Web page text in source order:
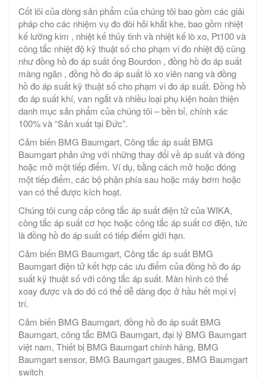
Cốt lõi của dòng sản phẩm của chúng tôi bao gồm các giải
pháp cho các nhiệm vụ đo đòi hỏi khắt khe, bao gồm nhiệt
kế lưỡng kim , nhiệt kế thủy tinh và nhiệt kế lò xo, Pt100 và
công tắc nhiệt độ kỹ thuật số cho phạm vi đo nhiệt độ cũng
như đồng hồ đo áp suất ống Bourdon , đồng hồ đo áp suất
màng ngăn , đồng hồ đo áp suất lò xo viên nang và đồng
hồ đo áp suất kỹ thuật số cho phạm vi đo áp suất. Đồng hồ
đo áp suất khí, van ngắt và nhiều loại phụ kiện hoàn thiện
danh mục sản phẩm của chúng tôi – bền bỉ, chính xác
100% và “Sản xuất tại Đức”.
Cảm biến BMG Baumgart, Công tắc áp suất BMG
Baumgart phản ứng với những thay đổi về áp suất và đóng
hoặc mở một tiếp điểm. Ví dụ, bằng cách mở hoặc đóng
một tiếp điểm, các bộ phận phía sau hoặc máy bơm hoặc
van có thể được kích hoạt.
Chúng tôi cung cấp công tắc áp suất điện tử của WIKA,
công tắc áp suất cơ học hoặc công tắc áp suất cơ điện, tức
là đồng hồ đo áp suất có tiếp điểm giới hạn.
Cảm biến BMG Baumgart, Công tắc áp suất BMG
Baumgart điện tử kết hợp các ưu điểm của đồng hồ đo áp
suất kỹ thuật số với công tắc áp suất. Màn hình có thể
xoay được và do đó có thể dễ dàng đọc ở hầu hết mọi vị
trí.
Cảm biến BMG Baumgart, đồng hồ đo áp suất BMG
Baumgart, công tắc BMG Baumgart, đại lý BMG Baumgart
việt nam, Thiết bị BMG Baumgart chính hãng, BMG
Baumgart sensor, BMG Baumgart gauges, BMG Baumgart
switch